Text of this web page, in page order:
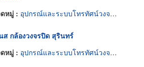
หมู่ : อุปกรณ์และระบบโทรทัศน์วงจรปิด
ส กล้องวงจรปิด สุรินทร์
หมู่ : อุปกรณ์และระบบโทรทัศน์วงจรปิด